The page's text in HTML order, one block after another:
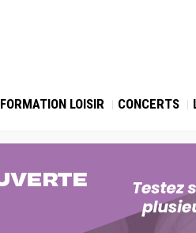
FORMATION LOISIR CONCERTS